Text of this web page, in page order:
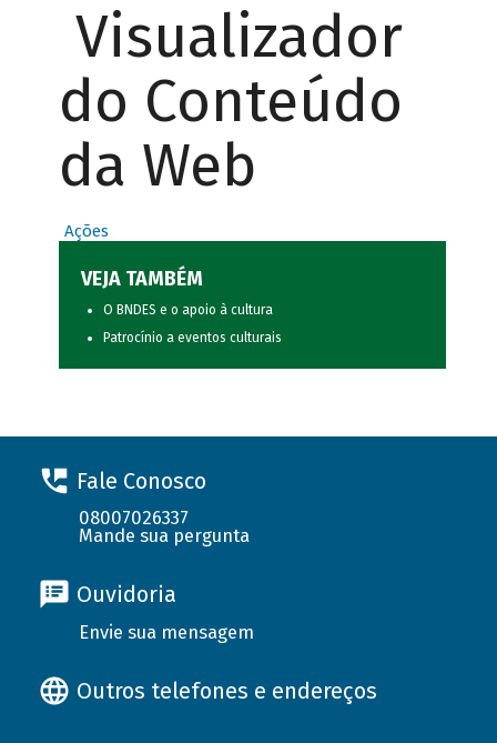
Visualizador
do Conteúdo
da Web
Ações
VEJA TAMBÉM
O BNDES e o apoio à cultura
Patrocínio a eventos culturais
Fale Conosco
08007026337
Mande sua pergunta
Ouvidoria
Envie sua mensagem
Outros telefones e endereços